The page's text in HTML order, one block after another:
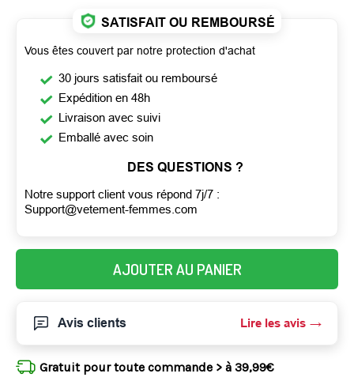
SATISFAIT OU REMBOURSÉ
Vous êtes couvert par notre protection d'achat
30 jours satisfait ou remboursé
Expédition en 48h
Livraison avec suivi
Emballé avec soin
DES QUESTIONS ?
Notre support client vous répond 7j/7 :
Support@vetement-femmes.com
AJOUTER AU PANIER
Avis clients Lire les avis
Gratuit pour toute commande > à 39,99€